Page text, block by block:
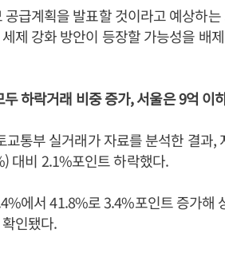
급계획을 발표할 것이라고 예상하
제 강화 방안이 등장할 가능성을 배
하락거래 비중 증가, 서울은 9억 이
통부 실거래가 자료를 분석한 결과,
대비 2.1%포인트 하락했다.
에서 41.8%로 3.4%포인트 증가해
인됐다.